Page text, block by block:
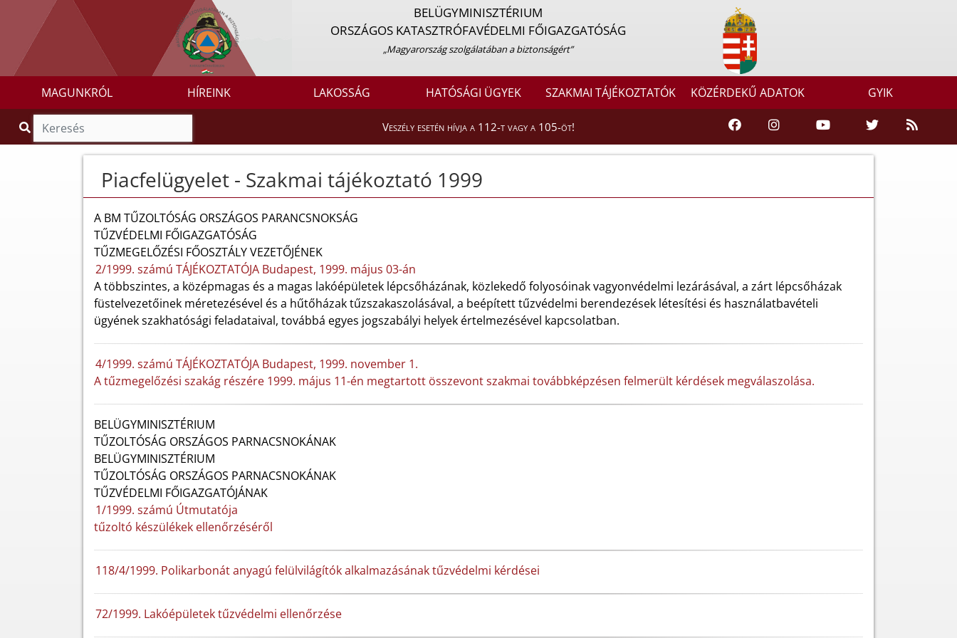
BELÜGYMINISZTÉRIUM
ORSZÁGOS KATASZTRÓFAVÉDELMI FŐIGAZGATÓSÁG
„Magyarország szolgálatában a biztonságért”
MAGUNKRÓL HÍREINK LAKOSSÁG HATÓSÁGI ÜGYEK SZAKMAI TÁJÉKOZTATÓK KÖZÉRDEKŰ ADATOK GYIK
Veszély esetén hívja a 112-t vagy a 105-öt!
Piacfelügyelet - Szakmai tájékoztató 1999
A BM TŰZOLTÓSÁG ORSZÁGOS PARANCSNOKSÁG
TŰZVÉDELMI FŐIGAZGATÓSÁG
TŰZMEGELŐZÉSI FŐOSZTÁLY VEZETŐJÉNEK
2/1999. számú TÁJÉKOZTATÓJA Budapest, 1999. május 03-án
A többszintes, a középmagas és a magas lakóépületek lépcsőházának, közlekedő folyosóinak vagyonvédelmi lezárásával, a zárt lépcsőházak
füstelvezetőinek méretezésével és a hűtőházak tűzszakaszolásával, a beépített tűzvédelmi berendezések létesítési és használatbavételi
ügyének szakhatósági feladataival, továbbá egyes jogszabályi helyek értelmezésével kapcsolatban.
4/1999. számú TÁJÉKOZTATÓJA Budapest, 1999. november 1.
A tűzmegelőzési szakág részére 1999. május 11-én megtartott összevont szakmai továbbképzésen felmerült kérdések megválaszolása.
BELÜGYMINISZTÉRIUM
TŰZOLTÓSÁG ORSZÁGOS PARNACSNOKÁNAK
BELÜGYMINISZTÉRIUM
TŰZOLTÓSÁG ORSZÁGOS PARNACSNOKÁNAK
TŰZVÉDELMI FŐIGAZGATÓJÁNAK
1/1999. számú Útmutatója
tűzoltó készülékek ellenőrzéséről
118/4/1999. Polikarbonát anyagú felülvilágítók alkalmazásának tűzvédelmi kérdései
72/1999. Lakóépületek tűzvédelmi ellenőrzése